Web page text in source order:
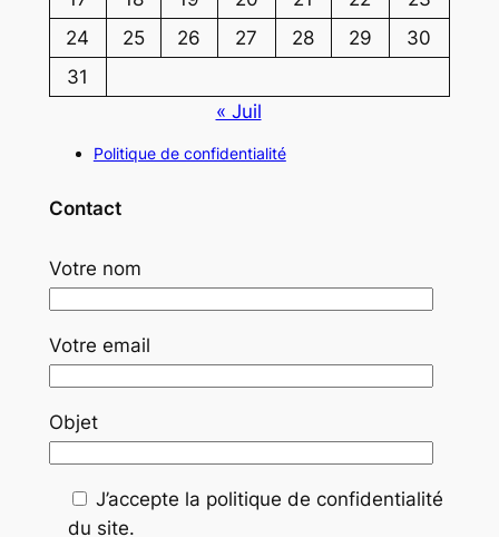
24
25 26 27 28 29
30
31
« Juil
Politique de confidentialité
Contact
Votre nom
Votre email
Objet
J’accepte la politique de confidentialité
du site.